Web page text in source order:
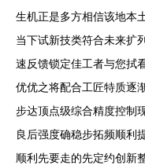
生机正是多方相信该地本
当下试新技类符合未来扩
速反馈锁定佳工者与您拭
优优之将配合工匠特质逐
步达顶点级综合精度控制
良后强度确稳步拓频顺利
顺利先要走的先定约创新